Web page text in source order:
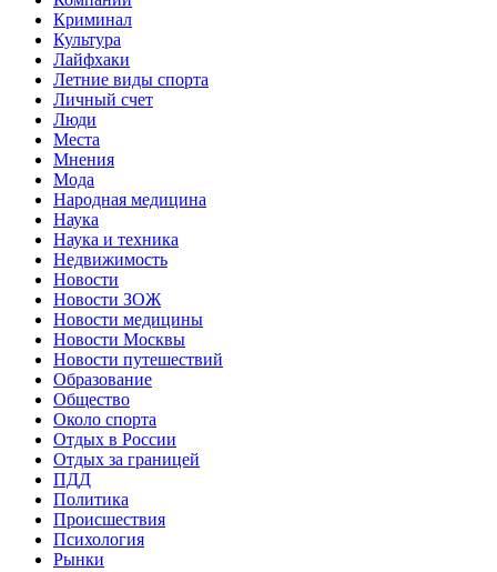
Криминал
Культура
Лайфхаки
Летние виды спорта
Личный счет
Люди
Места
Мнения
Мода
Народная медицина
Наука
Наука и техника
Недвижимость
Новости
Новости ЗОЖ
Новости медицины
Новости Москвы
Новости путешествий
Образование
Общество
Около спорта
Отдых в России
Отдых за границей
ПДД
Политика
Происшествия
Психология
Рынки